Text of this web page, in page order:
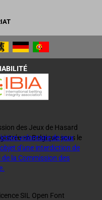
des Jeux de Hasard
en Belgique sous le
volontaire de jeux
d'une interdiction de
la Commission des
SIL Open Font